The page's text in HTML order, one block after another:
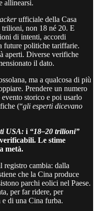
allinearsi.
ufficiale della Casa
non 18 né 20. E
di intenti, accordi
future politiche tariffarie.
aperti. Diverse verifiche
il dato.
ma a qualcosa di più
Prendere un numero
storico e poi usarlo
(“gli esperti dicevano
USA: i “18–20 trilioni”
Le stime
metà.
registro cambia: dalla
che la Cina produce
parchi eolici nel Paese.
per far ridere, per
e di una Cina furba.